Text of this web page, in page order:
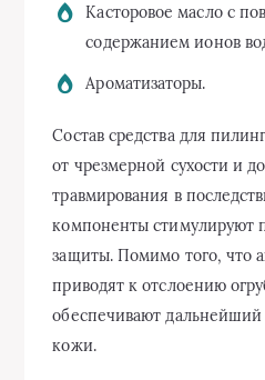
Касторовое масло с
содержанием ионов
Ароматизаторы.
Состав средства для
от чрезмерной сухости и
травмирования в
компоненты стимулируют
защиты. Помимо того, что
приводят к отслоению
обеспечивают
кожи.